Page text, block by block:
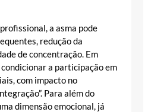
a asma pode
redução da
de concentração. Em
a participação em
com impacto no
Para além do
dimensão emocional, já